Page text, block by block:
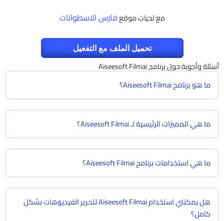
مع تحيات موقعفارس الاسطوانات
تحميل الملف مع التفعيل
أسئلة وأجوبة حول برنامج Aiseesoft Filmai
ما هو برنامج Aiseesoft Filmai؟
ما هي المميزات الرئيسية لـ Aiseesoft Filmai؟
ما هي استخدامات برنامج Aiseesoft Filmai؟
هل يمكنني استخدام Aiseesoft Filmai لتحرير الفيديوهات بشكل
كامل؟